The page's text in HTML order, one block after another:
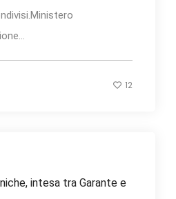
12
intesa tra Garante e